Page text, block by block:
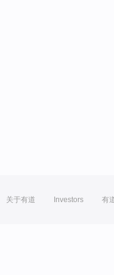
关于有道 Investors 有